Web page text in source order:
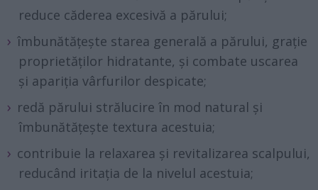
reduce căderea excesivă a părului;
îmbunătățește starea generală a părului, grație
proprietăților hidratante, și combate uscarea
și apariția vârfurilor despicate;
redă părului strălucire în mod natural și
îmbunătățește textura acestuia;
contribuie la relaxarea și revitalizarea scalpului,
reducând iritația de la nivelul acestuia;